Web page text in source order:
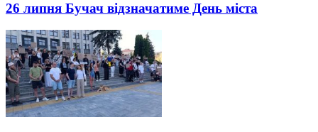
26 липня Бучач відзначатиме День міста